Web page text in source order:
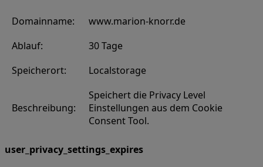
Domainname:
www.marion-knorr.de
Ablauf:
30 Tage
Speicherort:
Localstorage
Beschreibung:
Speichert die Privacy Level
Einstellungen aus dem Cookie
Consent Tool.
user_privacy_settings_expires